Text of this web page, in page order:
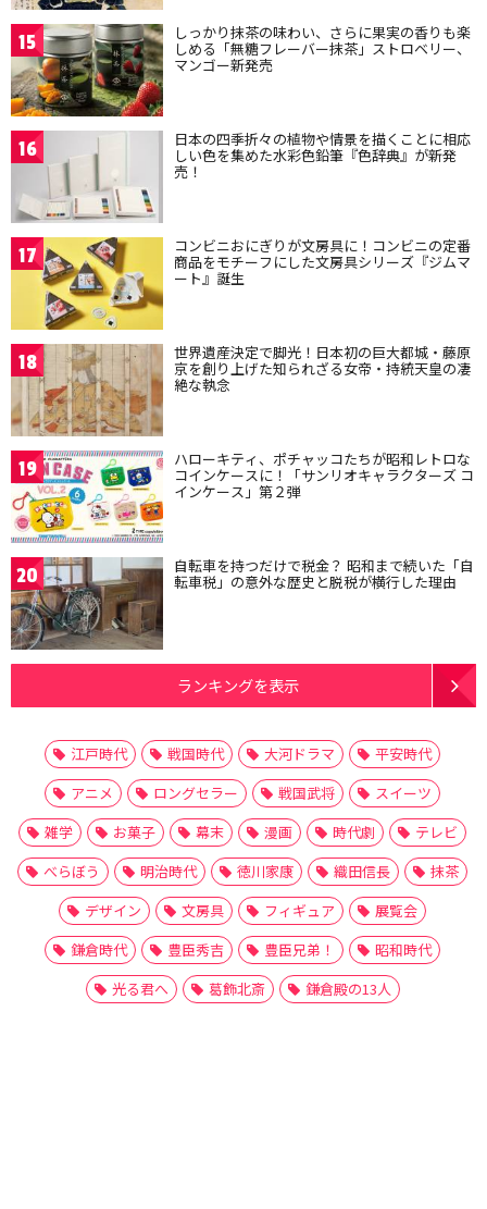
15 しっかり抹茶の味わい、さらに果実の香りも楽
しめる「無糖フレーバー抹茶」ストロベリー、
マンゴー新発売
16 日本の四季折々の植物や情景を描くことに相応
しい色を集めた水彩色鉛筆『色辞典』が新発
売！
17 コンビニおにぎりが文房具に！コンビニの定番
商品をモチーフにした文房具シリーズ『ジムマ
ート』誕生
18 世界遺産決定で脚光！日本初の巨大都城・藤原
京を創り上げた知られざる女帝・持統天皇の凄
絶な執念
19 ハローキティ、ポチャッコたちが昭和レトロな
コインケースに！「サンリオキャラクターズ コ
インケース」第２弾
20 自転車を持つだけで税金？ 昭和まで続いた「自
転車税」の意外な歴史と脱税が横行した理由
ランキングを表示
江戸時代 戦国時代 大河ドラマ
平安時代
アニメ
ロングセラー 戦国武将
スイーツ
雑学
お菓子 幕末 漫画 時代劇
テレビ
べらぼう
明治時代 徳川家康 織田信長
抹茶
デザイン
文房具 フィギュア
展覧会
鎌倉時代
豊臣秀吉 豊臣兄弟！
昭和時代
光る君へ
葛飾北斎 鎌倉殿の13人